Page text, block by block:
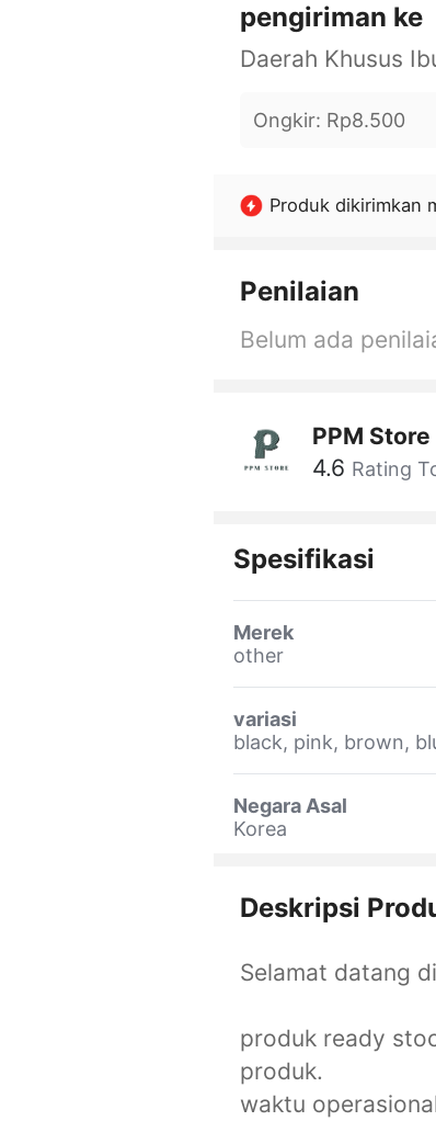
pengiriman ke
Ongkir: Rp8.500
Produk dikirimkan
Penilaian
Belum ada
PPM Store
4.6 Rating
Spesifikasi
Merek
other
variasi
black, pink, brown,
Negara Asal
Korea
Deskripsi
Selamat datang
produk ready
produk.
waktu